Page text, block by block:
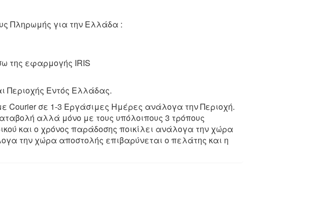
Πληρωμής για την Ελλάδα :
της εφαρμογής IRIS
Περιοχής Εντός Ελλάδας.
Courier σε 1-3 Εργάσιμες Ημέρες ανάλογα την Περιοχή.
αλλά μόνο με τους υπόλοιπους 3 τρόπους
και ο χρόνος παράδοσης ποικίλει ανάλογα την χώρα
την χώρα αποστολής επιβαρύνεται ο πελάτης και η